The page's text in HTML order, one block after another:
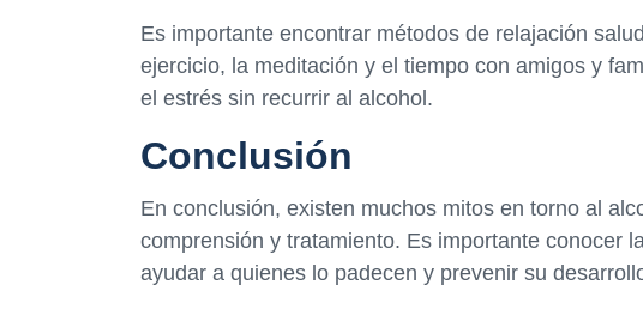
Es importante encontrar métodos de relajación
ejercicio, la meditación y el tiempo con amigos y
el estrés sin recurrir al alcohol.
Conclusión
En conclusión, existen muchos mitos en torno al
comprensión y tratamiento. Es importante conocer
ayudar a quienes lo padecen y prevenir su